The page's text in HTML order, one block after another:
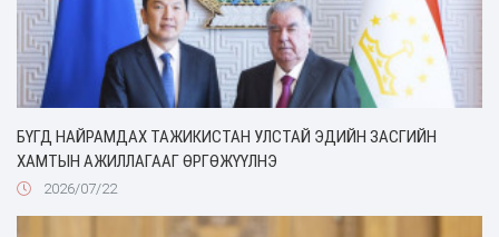
БҮГД НАЙРАМДАХ ТАЖИКИСТАН УЛСТАЙ ЭДИЙН ЗАСГИЙН
ХАМТЫН АЖИЛЛАГААГ ӨРГӨЖҮҮЛНЭ
2026/07/22